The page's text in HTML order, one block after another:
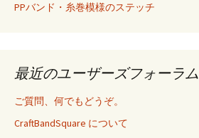
PPバンド・糸巻模様のステッチ
最近のユーザーズフォーラム
ご質問、何でもどうぞ。
CraftBandSquare について